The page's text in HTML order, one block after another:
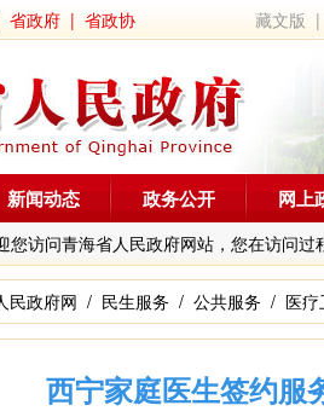
省政府 | 省政协 藏文版
您访问青海省人民政府网站，您在访问过
新闻动态 政务公开 网上
民政府网 / 民生服务 / 公共服务 / 医疗
西宁家庭医生签约服